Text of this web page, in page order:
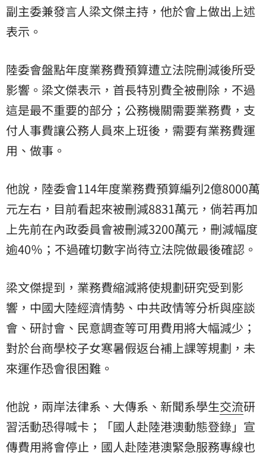
副主委兼發言人梁文傑主持，他於會上做出上述
表示。
陸委會盤點年度業務費預算遭立法院刪減後所受
影響。梁文傑表示，首長特別費全被刪除，不過
這是最不重要的部分；公務機關需要業務費，支
付人事費讓公務人員來上班後，需要有業務費運
用、做事。
他說，陸委會114年度業務費預算編列2億8000萬
元左右，目前看起來被刪減8831萬元，倘若再加
上先前在內政委員會被刪減3200萬元，刪減幅度
逾40％；不過確切數字尚待立法院做最後確認。
梁文傑提到，業務費縮減將使規劃研究受到影
響，中國大陸經濟情勢、中共政情等分析與座談
會、研討會、民意調查等可用費用將大幅減少；
對於台商學校子女寒暑假返台補上課等規劃，未
來運作恐會很困難。
他說，兩岸法律系、大傳系、新聞系學生交流研
習活動恐得喊卡；「國人赴陸港澳動態登錄」宣
傳費用將會停止，國人赴陸港澳緊急服務專線也